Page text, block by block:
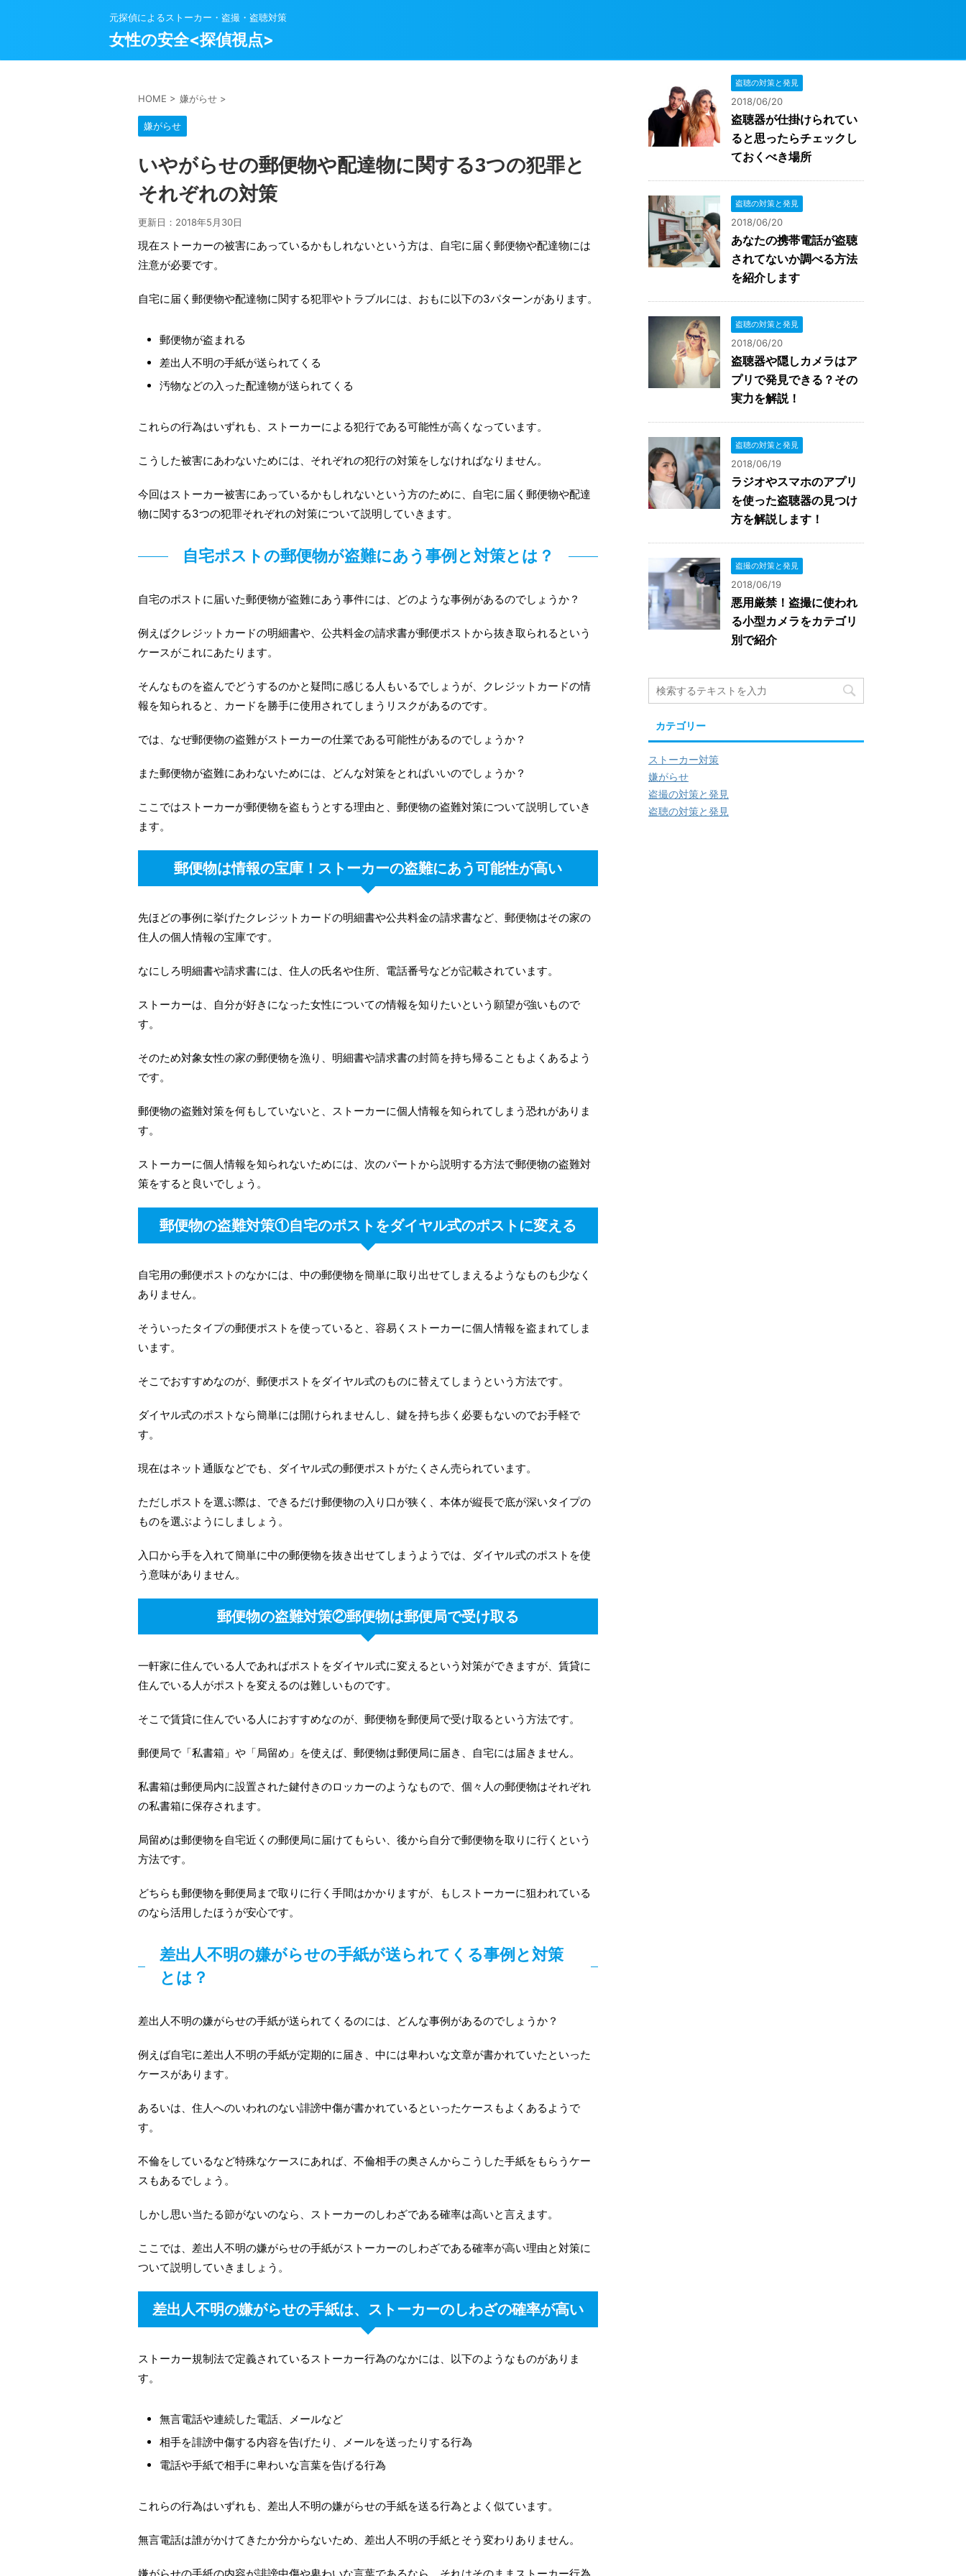
元探偵によるストーカー・盗撮・盗聴対策
女性の安全<探偵視点>
HOME > 嫌がらせ >
嫌がらせ
いやがらせの郵便物や配達物に関する3つの犯罪と
それぞれの対策
更新日： 2018年5月30日
現在ストーカーの被害にあっているかもしれないという方は、自宅に届く郵便物や配達物には
注意が必要です。
自宅に届く郵便物や配達物に関する犯罪やトラブルには、おもに以下の3パターンがあります。
郵便物が盗まれる
差出人不明の手紙が送られてくる
汚物などの入った配達物が送られてくる
これらの行為はいずれも、ストーカーによる犯行である可能性が高くなっています。
こうした被害にあわないためには、それぞれの犯行の対策をしなければなりません。
今回はストーカー被害にあっているかもしれないという方のために、自宅に届く郵便物や配達
物に関する3つの犯罪それぞれの対策について説明していきます。
自宅ポストの郵便物が盗難にあう事例と対策とは？
自宅のポストに届いた郵便物が盗難にあう事件には、どのような事例があるのでしょうか？
例えばクレジットカードの明細書や、公共料金の請求書が郵便ポストから抜き取られるという
ケースがこれにあたります。
そんなものを盗んでどうするのかと疑問に感じる人もいるでしょうが、クレジットカードの情
報を知られると、カードを勝手に使用されてしまうリスクがあるのです。
では、なぜ郵便物の盗難がストーカーの仕業である可能性があるのでしょうか？
また郵便物が盗難にあわないためには、どんな対策をとればいいのでしょうか？
ここではストーカーが郵便物を盗もうとする理由と、郵便物の盗難対策について説明していき
ます。
郵便物は情報の宝庫！ストーカーの盗難にあう可能性が高い
先ほどの事例に挙げたクレジットカードの明細書や公共料金の請求書など、郵便物はその家の
住人の個人情報の宝庫です。
なにしろ明細書や請求書には、住人の氏名や住所、電話番号などが記載されています。
ストーカーは、自分が好きになった女性についての情報を知りたいという願望が強いもので
す。
そのため対象女性の家の郵便物を漁り、明細書や請求書の封筒を持ち帰ることもよくあるよう
です。
郵便物の盗難対策を何もしていないと、ストーカーに個人情報を知られてしまう恐れがありま
す。
ストーカーに個人情報を知られないためには、次のパートから説明する方法で郵便物の盗難対
策をすると良いでしょう。
郵便物の盗難対策①自宅のポストをダイヤル式のポストに変える
自宅用の郵便ポストのなかには、中の郵便物を簡単に取り出せてしまえるようなものも少なく
ありません。
そういったタイプの郵便ポストを使っていると、容易くストーカーに個人情報を盗まれてしま
います。
そこでおすすめなのが、郵便ポストをダイヤル式のものに替えてしまうという方法です。
ダイヤル式のポストなら簡単には開けられませんし、鍵を持ち歩く必要もないのでお手軽で
す。
現在はネット通販などでも、ダイヤル式の郵便ポストがたくさん売られています。
ただしポストを選ぶ際は、できるだけ郵便物の入り口が狭く、本体が縦長で底が深いタイプの
ものを選ぶようにしましょう。
入口から手を入れて簡単に中の郵便物を抜き出せてしまうようでは、ダイヤル式のポストを使
う意味がありません。
郵便物の盗難対策②郵便物は郵便局で受け取る
一軒家に住んでいる人であればポストをダイヤル式に変えるという対策ができますが、賃貸に
住んでいる人がポストを変えるのは難しいものです。
そこで賃貸に住んでいる人におすすめなのが、郵便物を郵便局で受け取るという方法です。
郵便局で「私書箱」や「局留め」を使えば、郵便物は郵便局に届き、自宅には届きません。
私書箱は郵便局内に設置された鍵付きのロッカーのようなもので、個々人の郵便物はそれぞれ
の私書箱に保存されます。
局留めは郵便物を自宅近くの郵便局に届けてもらい、後から自分で郵便物を取りに行くという
方法です。
どちらも郵便物を郵便局まで取りに行く手間はかかりますが、もしストーカーに狙われている
のなら活用したほうが安心です。
差出人不明の嫌がらせの手紙が送られてくる事例と対策
とは？
差出人不明の嫌がらせの手紙が送られてくるのには、どんな事例があるのでしょうか？
例えば自宅に差出人不明の手紙が定期的に届き、中には卑わいな文章が書かれていたといった
ケースがあります。
あるいは、住人へのいわれのない誹謗中傷が書かれているといったケースもよくあるようで
す。
不倫をしているなど特殊なケースにあれば、不倫相手の奥さんからこうした手紙をもらうケー
スもあるでしょう。
しかし思い当たる節がないのなら、ストーカーのしわざである確率は高いと言えます。
ここでは、差出人不明の嫌がらせの手紙がストーカーのしわざである確率が高い理由と対策に
ついて説明していきましょう。
差出人不明の嫌がらせの手紙は、ストーカーのしわざの確率が高い
ストーカー規制法で定義されているストーカー行為のなかには、以下のようなものがありま
す。
無言電話や連続した電話、メールなど
相手を誹謗中傷する内容を告げたり、メールを送ったりする行為
電話や手紙で相手に卑わいな言葉を告げる行為
これらの行為はいずれも、差出人不明の嫌がらせの手紙を送る行為とよく似ています。
無言電話は誰がかけてきたか分からないため、差出人不明の手紙とそう変わりありません。
盗聴の対策と発見
2018/06/20
盗聴器が仕掛けられてい
ると思ったらチェックし
ておくべき場所
盗聴の対策と発見
2018/06/20
あなたの携帯電話が盗聴
されてないか調べる方法
を紹介します
盗聴の対策と発見
2018/06/20
盗聴器や隠しカメラはア
プリで発見できる？その
実力を解説！
盗聴の対策と発見
2018/06/19
ラジオやスマホのアプリ
を使った盗聴器の見つけ
方を解説します！
盗撮の対策と発見
2018/06/19
悪用厳禁！盗撮に使われ
る小型カメラをカテゴリ
別で紹介
カテゴリー
ストーカー対策
嫌がらせ
盗撮の対策と発見
盗聴の対策と発見